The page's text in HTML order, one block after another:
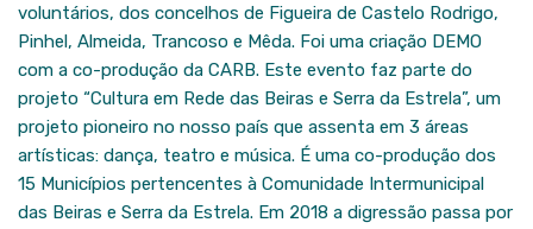
voluntários, dos concelhos de Figueira de Castelo Rodrigo,
Pinhel, Almeida, Trancoso e Mêda. Foi uma criação DEMO
com a co-produção da CARB. Este evento faz parte do
projeto “Cultura em Rede das Beiras e Serra da Estrela”, um
projeto pioneiro no nosso país que assenta em 3 áreas
artísticas: dança, teatro e música. É uma co-produção dos
15 Municípios pertencentes à Comunidade Intermunicipal
das Beiras e Serra da Estrela. Em 2018 a digressão passa por